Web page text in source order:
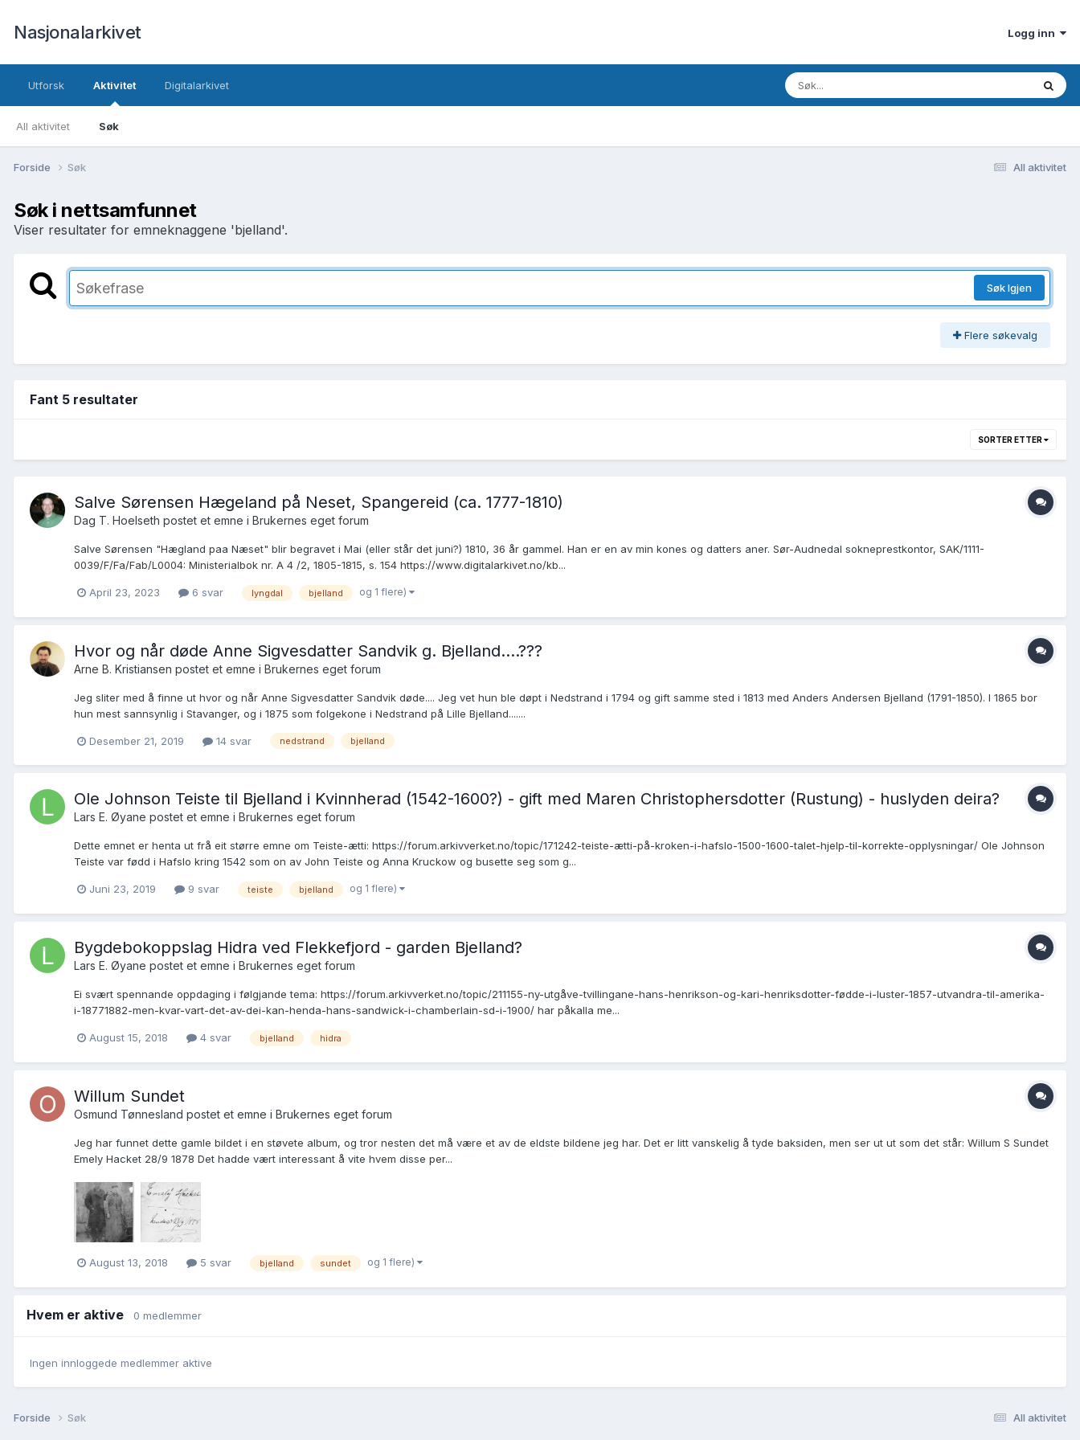
Nasjonalarkivet Logg inn
Utforsk Aktivitet
All aktivitet Søk
Digitalarkivet
All aktivitet
Forside Søk
Søk i nettsamfunnet
Viser resultater for emneknaggene 'bjelland'.
Søk Igjen
Flere søkevalg
Fant 5 resultater
SORTER ETTER
Salve Sørensen Hægeland på Neset, Spangereid (ca. 1777-1810)
Dag T. Hoelseth postet et emne i Brukernes eget forum
Salve Sørensen "Hægland paa Næset" blir begravet i Mai (eller står det juni?) 1810, 36 år gammel. Han er en av min kones og datters aner. Sør-Audnedal sokneprestkontor, SAK/1111-
0039/F/Fa/Fab/L0004: Ministerialbok nr. A 4 /2, 1805-1815, s. 154 https://www.digitalarkivet.no/kb...
April 23, 2023 6 svar lyngdal bjelland og 1 flere)
Hvor og når døde Anne Sigvesdatter Sandvik g. Bjelland....???
Arne B. Kristiansen postet et emne i Brukernes eget forum
Jeg sliter med å finne ut hvor og når Anne Sigvesdatter Sandvik døde.... Jeg vet hun ble døpt i Nedstrand i 1794 og gift samme sted i 1813 med Anders Andersen Bjelland (1791-1850). I 1865 bor
hun mest sannsynlig i Stavanger, og i 1875 som folgekone i Nedstrand på Lille Bjelland.......
Desember 21, 2019 14 svar nedstrand bjelland
Ole Johnson Teiste til Bjelland i Kvinnherad (1542-1600?) - gift med Maren Christophersdotter (Rustung) - huslyden deira?
Lars E. Øyane postet et emne i Brukernes eget forum
Dette emnet er henta ut frå eit større emne om Teiste-ætti: https://forum.arkivverket.no/topic/171242-teiste-ætti-på-kroken-i-hafslo-1500-1600-talet-hjelp-til-korrekte-opplysningar/ Ole Johnson
Teiste var fødd i Hafslo kring 1542 som on av John Teiste og Anna Kruckow og busette seg som g...
Juni 23, 2019 9 svar teiste bjelland og 1 flere)
Bygdebokoppslag Hidra ved Flekkefjord - garden Bjelland?
Lars E. Øyane postet et emne i Brukernes eget forum
Ei svært spennande oppdaging i følgjande tema: https://forum.arkivverket.no/topic/211155-ny-utgåve-tvillingane-hans-henrikson-og-kari-henriksdotter-fødde-i-luster-1857-utvandra-til-amerika-
i-18771882-men-kvar-vart-det-av-dei-kan-henda-hans-sandwick-i-chamberlain-sd-i-1900/ har påkalla me...
August 15, 2018 4 svar bjelland hidra
Willum Sundet
Osmund Tønnesland postet et emne i Brukernes eget forum
Jeg har funnet dette gamle bildet i en støvete album, og tror nesten det må være et av de eldste bildene jeg har. Det er litt vanskelig å tyde baksiden, men ser ut ut som det står: Willum S Sundet
Emely Hacket 28/9 1878 Det hadde vært interessant å vite hvem disse per...
August 13, 2018 5 svar bjelland sundet og 1 flere)
Hvem er aktive 0 medlemmer
Ingen innloggede medlemmer aktive
All aktivitet
Forside Søk